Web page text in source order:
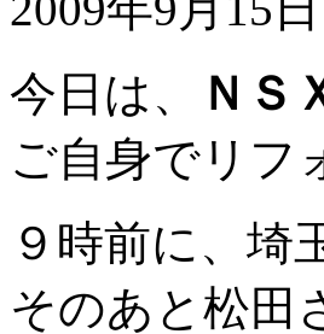
今日は、
ＮＳ
ご自身でリフ
９時前に、埼
そのあと松田